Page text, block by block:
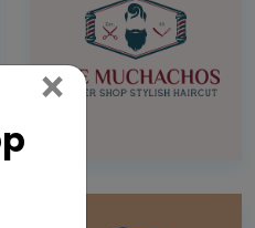
× Close